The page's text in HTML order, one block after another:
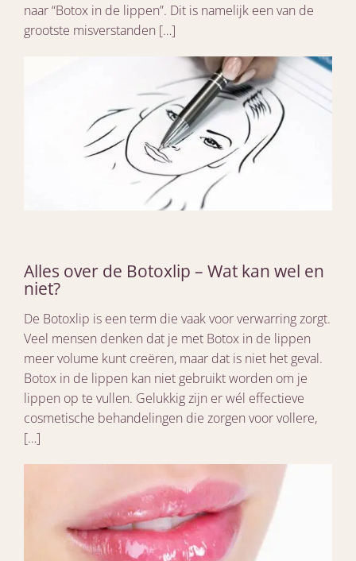
naar “Botox in de lippen”. Dit is namelijk een van de
grootste misverstanden […]
Alles over de Botoxlip – Wat kan wel en
niet?
De Botoxlip is een term die vaak voor verwarring zorgt.
Veel mensen denken dat je met Botox in de lippen
meer volume kunt creëren, maar dat is niet het geval.
Botox in de lippen kan niet gebruikt worden om je
lippen op te vullen. Gelukkig zijn er wél effectieve
cosmetische behandelingen die zorgen voor vollere,
[…]